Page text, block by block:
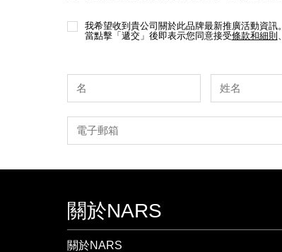
我希望收到貴公司關於此品牌最新推廣活動資訊。
當點擊「遞交」後即表示您同意接受條款和細則
關於NARS
關於NARS